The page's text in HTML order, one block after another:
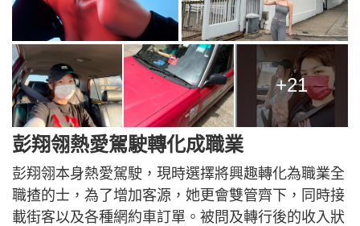
+21
彭翔翎熱愛駕駛轉化成職業
彭翔翎本身熱愛駕駛，現時選擇將興趣轉化為職業全
職揸的士，為了增加客源，她更會雙管齊下，同時接
載街客以及各種網約車訂單。被問及轉行後的收入狀